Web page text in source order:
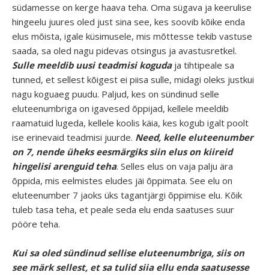
südamesse on kerge haava teha. Oma sügava ja keerulise
hingeelu juures oled just sina see, kes soovib kõike enda
elus mõista, igale küsimusele, mis mõttesse tekib vastuse
saada, sa oled nagu pidevas otsingus ja avastusretkel.
Sulle meeldib uusi teadmisi koguda ja tihtipeale sa
tunned, et sellest kõigest ei piisa sulle, midagi oleks justkui
nagu koguaeg puudu. Paljud, kes on sündinud selle
eluteenumbriga on igavesed õppijad, kellele meeldib
raamatuid lugeda, kellele koolis käia, kes kogub igalt poolt
ise erinevaid teadmisi juurde. Need, kelle eluteenumber
on 7, nende üheks eesmärgiks siin elus on kiireid
hingelisi arenguid teha. Selles elus on vaja palju ära
õppida, mis eelmistes eludes jäi õppimata. See elu on
eluteenumber 7 jaoks üks tagantjärgi õppimise elu. Kõik
tuleb tasa teha, et peale seda elu enda saatuses suur
pööre teha.
Kui sa oled sündinud sellise eluteenumbriga, siis on
see märk sellest, et sa tulid siia ellu enda saatusesse